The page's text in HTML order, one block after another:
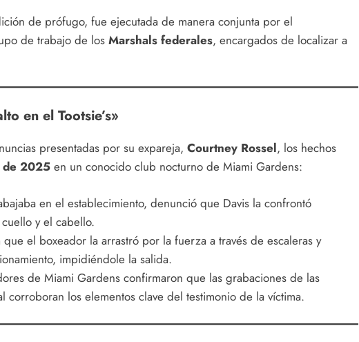
de prófugo, fue ejecutada de manera conjunta por el
de trabajo de los Marshals federales, encargados de localizar a
en el Tootsie’s»
presentadas por su expareja, Courtney Rossel, los hechos
de 2025 en un conocido club nocturno de Miami Gardens:
en el establecimiento, denunció que Davis la confrontó
y el cabello.
el boxeador la arrastró por la fuerza a través de escaleras y
impidiéndole la salida.
de Miami Gardens confirmaron que las grabaciones de las
corroboran los elementos clave del testimonio de la víctima.